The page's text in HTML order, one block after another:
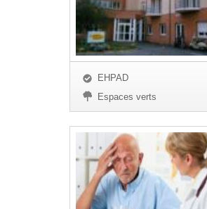
EHPAD
Espaces verts